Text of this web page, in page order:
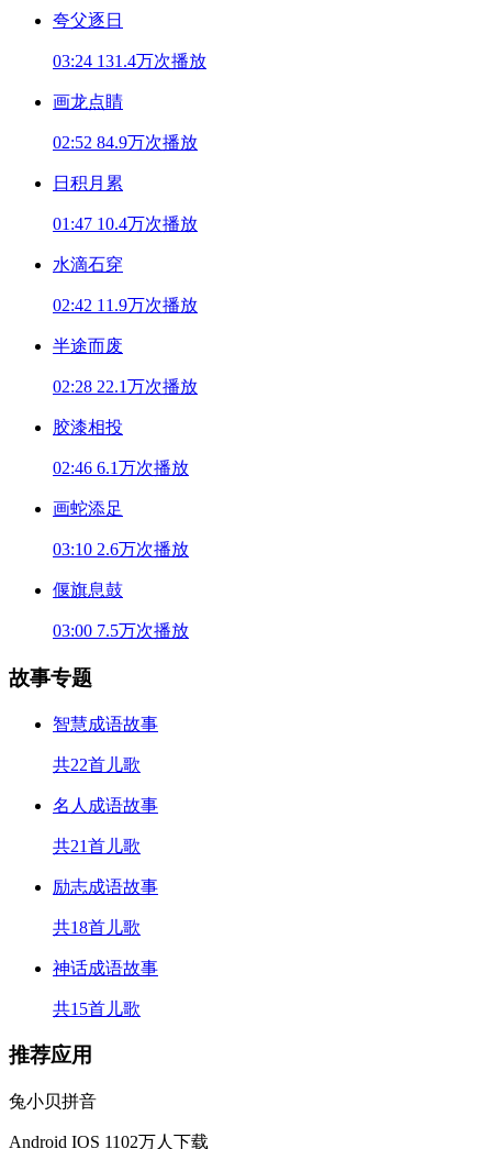
夸父逐日
03:24 131.4万次播放
画龙点睛
02:52 84.9万次播放
日积月累
01:47 10.4万次播放
水滴石穿
02:42 11.9万次播放
半途而废
02:28 22.1万次播放
胶漆相投
02:46 6.1万次播放
画蛇添足
03:10 2.6万次播放
偃旗息鼓
03:00 7.5万次播放
故事专题
智慧成语故事
共22首儿歌
名人成语故事
共21首儿歌
励志成语故事
共18首儿歌
神话成语故事
共15首儿歌
推荐应用
兔小贝拼音
Android IOS 1102万人下载